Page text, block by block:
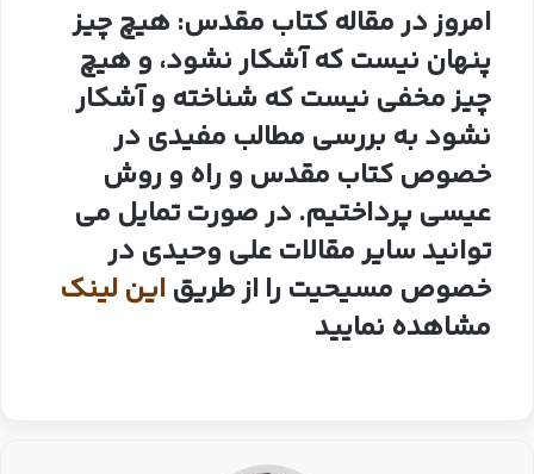
امروز در مقاله کتاب مقدس: هیچ چیز
پنهان نیست که آشکار نشود، و هیچ
چیز مخفی نیست که شناخته و آشکار
نشود به بررسی مطالب مفیدی در
خصوص کتاب مقدس و راه و روش
عیسی پرداختیم. در صورت تمایل می
توانید سایر مقالات علی وحیدی در
خصوص مسیحیت را از طریقاین لینک
مشاهده نمایید